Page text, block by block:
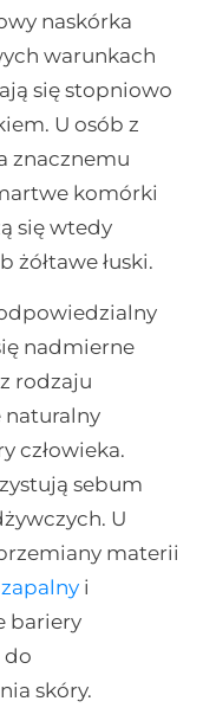
naskórka
warunkach
się stopniowo
U osób z
znacznemu
komórki
się wtedy
żółtawe łuski.
nadmierne
rodzaju
naturalny
człowieka.
sebum
U
materii
i
bariery
do
skóry.